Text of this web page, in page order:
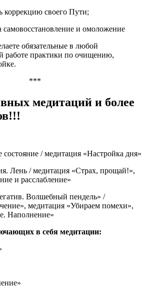
коррекцию своего Пути;
самовосстановление и омоложение
обязательные в любой
работе практики по очищению,
***
медитаций и более
/ медитация «Настройка дня»
Лень / медитация «Страх, прощай!»,
и расслабление»
Волшебный пендель» /
медитация «Убираем помехи»,
Наполнение»
в себя медитации: